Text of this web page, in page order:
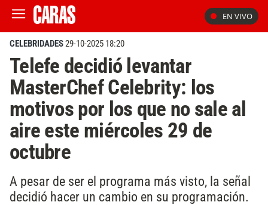
EN VIVO
CELEBRIDADES29-10-2025 18:20
Telefe decidió levantar
MasterChef Celebrity: los
motivos por los que no sale al
aire este miércoles 29 de
octubre
A pesar de ser el programa más visto, la señal
decidió hacer un cambio en su programación.